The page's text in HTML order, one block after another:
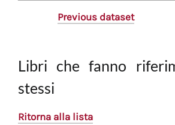
Previous dataset
Libri che fanno
stessi
Ritorna alla lista